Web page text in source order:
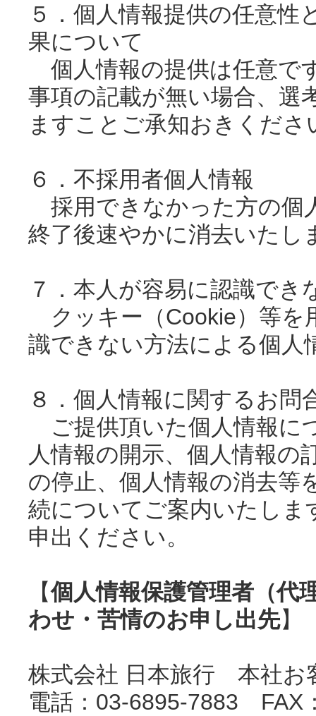
５．個人情報提供の任意
果について
個人情報の提供は任意で
事項の記載が無い場合、選
ますことご承知おきくださ
６．不採用者個人情報
採用できなかった方の個
終了後速やかに消去いたし
７．本人が容易に認識で
クッキー（Cookie）等を
識できない方法による個人
８．個人情報に関するお問
ご提供頂いた個人情報に
人情報の開示、個人情報の
の停止、個人情報の消去等
続についてご案内いたしま
申出ください。
【個人情報保護管理者（代
わせ・苦情のお申し出先】
株式会社 日本旅行 本社
電話：03-6895-7883 FAX